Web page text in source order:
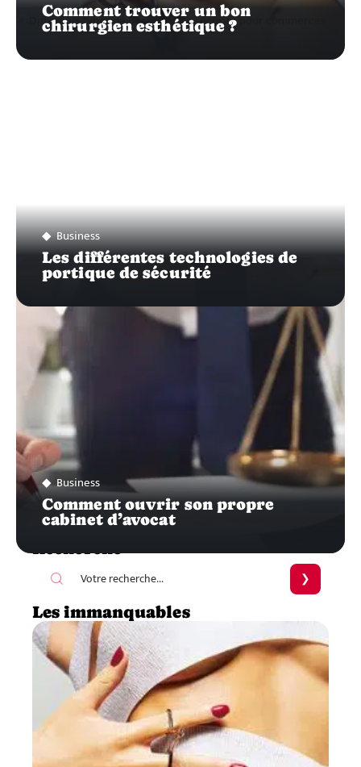
Comment trouver un bon
chirurgien esthétique ?
Business
Les différentes technologies de
portique de sécurité
Business
Comment ouvrir son propre
cabinet d’avocat
Recherche
Les immanquables